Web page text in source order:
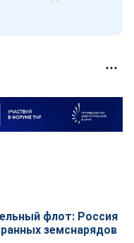
флот: Россия
земснарядов